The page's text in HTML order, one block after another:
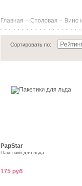
Главная - Столовая - Вино
Сортировать по:
PapStar
Пакетики для льда
175 руб